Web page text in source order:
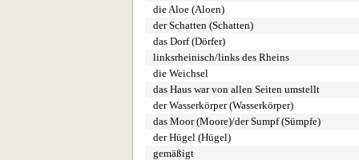
die Aloe (Aloen)
der Schatten (Schatten)
das Dorf (Dörfer)
linksrheinisch/links des Rheins
die Weichsel
das Haus war von allen Seiten umstellt
der Wasserkörper (Wasserkörper)
das Moor (Moore)/der Sumpf (Sümpfe)
der Hügel (Hügel)
gemäßigt